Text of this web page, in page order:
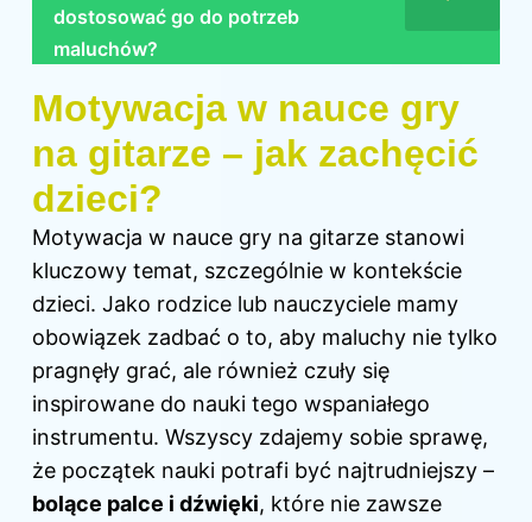
dostosować go do potrzeb
maluchów?
Motywacja w nauce gry
na gitarze – jak zachęcić
dzieci?
Motywacja w nauce gry na gitarze stanowi
kluczowy temat, szczególnie w kontekście
dzieci. Jako rodzice lub nauczyciele mamy
obowiązek zadbać o to, aby maluchy nie tylko
pragnęły grać, ale również czuły się
inspirowane do nauki tego wspaniałego
instrumentu. Wszyscy zdajemy sobie sprawę,
że początek nauki potrafi być najtrudniejszy –
bolące palce i dźwięki, które nie zawsze